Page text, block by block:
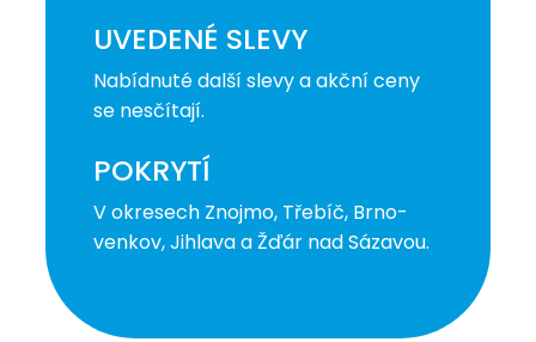
UVEDENÉ SLEVY
Nabídnuté další slevy a akční ceny
se nesčítají.
POKRYTÍ
V okresech Znojmo, Třebíč, Brno-
venkov, Jihlava a Žďár nad Sázavou.